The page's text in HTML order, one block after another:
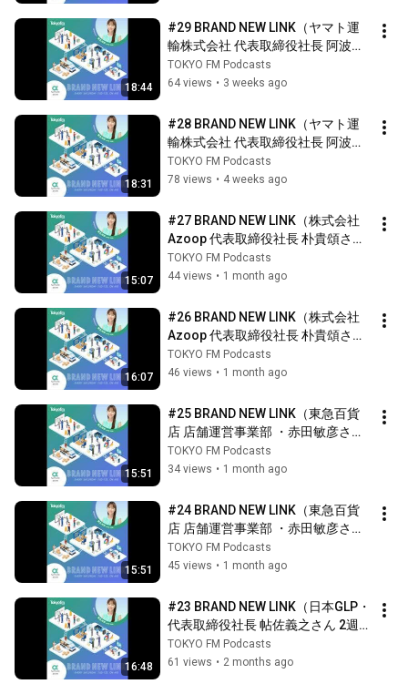
18:44
#29 BRAND NEW LINK（ヤマト運
輸株式会社 代表取締役社長 阿波誠
一さん 2週目）
TOKYO FM Podcasts
64 views • 3 weeks ago
18:31
#28 BRAND NEW LINK（ヤマト運
輸株式会社 代表取締役社長 阿波誠
一さん 1週目）
TOKYO FM Podcasts
78 views • 4 weeks ago
15:07
#27 BRAND NEW LINK（株式会社
Azoop 代表取締役社長 朴貴頌さん
2週目）
TOKYO FM Podcasts
44 views • 1 month ago
16:07
#26 BRAND NEW LINK（株式会社
Azoop 代表取締役社長 朴貴頌さん
1週目）
TOKYO FM Podcasts
46 views • 1 month ago
15:51
#25 BRAND NEW LINK（東急百貨
店 店舗運営事業部 ・赤田敏彦さん
2週目）
TOKYO FM Podcasts
34 views • 1 month ago
15:51
#24 BRAND NEW LINK（東急百貨
店 店舗運営事業部 ・赤田敏彦さん
1週目）
TOKYO FM Podcasts
45 views • 1 month ago
16:48
#23 BRAND NEW LINK（日本GLP・
代表取締役社長 帖佐義之さん 2週
目）
TOKYO FM Podcasts
61 views • 2 months ago